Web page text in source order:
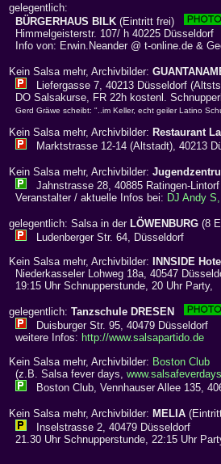
gelegentlich:
BÜRGERHAUS BILK (Eintritt frei)
Himmelgeisterstr. 107/ h 40225 Düsseldorf
Info von: Erwin.Neander @ t-online.de &
Kein Salsa mehr, Archivbilder:
Liefergasse 7, 40213 Düsseldorf
DO Salsakurse, FR 22h kostenl.
Gerd Gräwe scheibt: "..im Keller, echt geiler Latino
Kein Salsa mehr, Archivbilder: Restaurant
Marktstrasse 12-14 (Altstadt), 40213
Kein Salsa mehr, Archivbilder:
Jahnstrasse 28, 40885 Ratingen-Lintorf
Veranstalter / aktuelle Infos bei: DJ Andy
gelegentlich: Salsa in der LÖWENBURG (8
Ludenberger Str. 64, Düsseldorf
Kein Salsa mehr, Archivbilder:
INNSIDE Hotel
Niederkasseler Lohweg 18a, 40547
19:15 Uhr Schnupperstunde, 20 Uhr Party,
gelegentlich: Tanzschule DRESEN
Duisburger Str. 95, 40479 Düsseldorf
weitere Infos: http://www.salsapartido.de
Kein Salsa mehr, Archivbilder: Boston Club
(z.B. Salsa fever days,
Boston Club, Vennhauser Allee 135,
Kein Salsa mehr, Archivbilder: MELIA
Inselstrasse 2, 40479 Düsseldorf
21.30 Uhr Schnupperstunde, 22:15 Uhr